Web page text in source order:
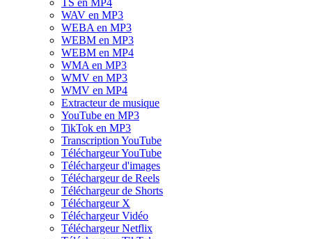
TS en MP4
WAV en MP3
WEBA en MP3
WEBM en MP3
WEBM en MP4
WMA en MP3
WMV en MP3
WMV en MP4
Extracteur de musique
YouTube en MP3
TikTok en MP3
Transcription YouTube
Téléchargeur YouTube
Téléchargeur d'images
Téléchargeur de Reels
Téléchargeur de Shorts
Téléchargeur X
Téléchargeur Vidéo
Téléchargeur Netflix